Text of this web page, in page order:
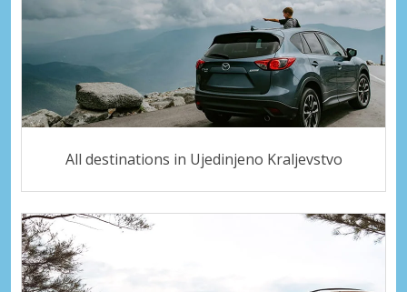
All destinations in Ujedinjeno Kraljevstvo